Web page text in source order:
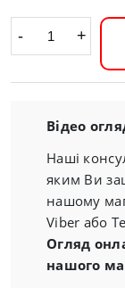
- +
Відео
Наші
яким Ви
нашому
Viber або
Огляд
нашого